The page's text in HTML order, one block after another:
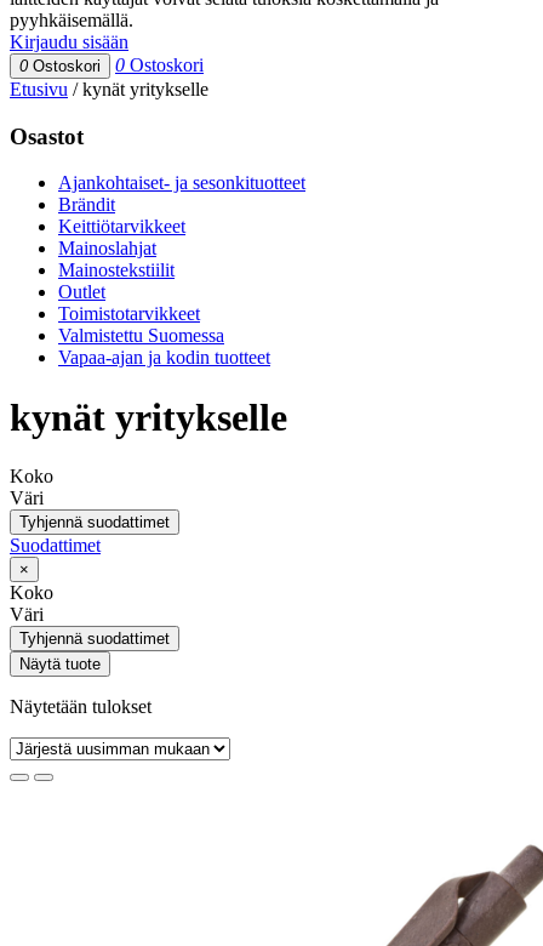
pyyhkäisemällä.
Kirjaudu sisään
0 Ostoskori 0 Ostoskori
Etusivu /kynät yritykselle
Osastot
Ajankohtaiset- ja sesonkituotteet
Brändit
Keittiötarvikkeet
Mainoslahjat
Mainostekstiilit
Outlet
Toimistotarvikkeet
Valmistettu Suomessa
Vapaa-ajan ja kodin tuotteet
kynät yritykselle
Koko
Väri
Tyhjennä suodattimet
Suodattimet
×
Koko
Väri
Tyhjennä suodattimet
Näytä tuote
Näytetään tulokset